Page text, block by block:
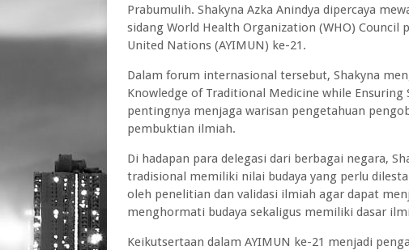
Prabumulih. Shakyna Azka Anindya dipercaya
sidang World Health Organization (WHO) Council
United Nations (AYIMUN) ke-21.
Dalam forum internasional tersebut, Shakyna
Knowledge of Traditional Medicine while
pentingnya menjaga warisan pengetahuan
pembuktian ilmiah.
Di hadapan para delegasi dari berbagai negara,
tradisional memiliki nilai budaya yang perlu
oleh penelitian dan validasi ilmiah agar dapat
menghormati budaya sekaligus memiliki dasar
Keikutsertaan dalam AYIMUN ke-21 menjadi